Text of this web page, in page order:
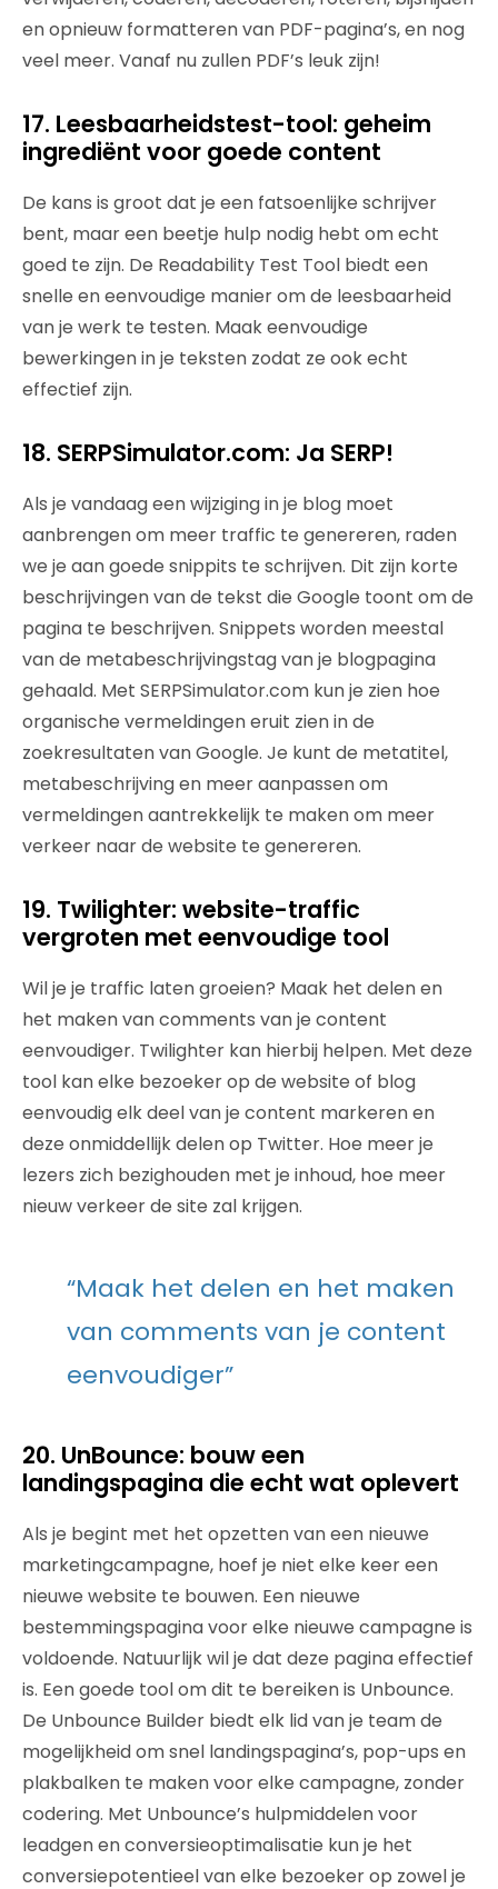
en opnieuw formatteren van PDF-pagina’s, en nog
veel meer. Vanaf nu zullen PDF’s leuk zijn!
17. Leesbaarheidstest-tool: geheim
ingrediënt voor goede content
De kans is groot dat je een fatsoenlijke schrijver
bent, maar een beetje hulp nodig hebt om echt
goed te zijn. De Readability Test Tool biedt een
snelle en eenvoudige manier om de leesbaarheid
van je werk te testen. Maak eenvoudige
bewerkingen in je teksten zodat ze ook echt
effectief zijn.
18. SERPSimulator.com: Ja SERP!
Als je vandaag een wijziging in je blog moet
aanbrengen om meer traffic te genereren, raden
we je aan goede snippits te schrijven. Dit zijn korte
beschrijvingen van de tekst die Google toont om de
pagina te beschrijven. Snippets worden meestal
van de metabeschrijvingstag van je blogpagina
gehaald. Met SERPSimulator.com kun je zien hoe
organische vermeldingen eruit zien in de
zoekresultaten van Google. Je kunt de metatitel,
metabeschrijving en meer aanpassen om
vermeldingen aantrekkelijk te maken om meer
verkeer naar de website te genereren.
19. Twilighter: website-traffic
vergroten met eenvoudige tool
Wil je je traffic laten groeien? Maak het delen en
het maken van comments van je content
eenvoudiger. Twilighter kan hierbij helpen. Met deze
tool kan elke bezoeker op de website of blog
eenvoudig elk deel van je content markeren en
deze onmiddellijk delen op Twitter. Hoe meer je
lezers zich bezighouden met je inhoud, hoe meer
nieuw verkeer de site zal krijgen.
“Maak het delen en het maken
van comments van je content
eenvoudiger”
20. UnBounce: bouw een
landingspagina die echt wat oplevert
Als je begint met het opzetten van een nieuwe
marketingcampagne, hoef je niet elke keer een
nieuwe website te bouwen. Een nieuwe
bestemmingspagina voor elke nieuwe campagne is
voldoende. Natuurlijk wil je dat deze pagina effectief
is. Een goede tool om dit te bereiken is Unbounce.
De Unbounce Builder biedt elk lid van je team de
mogelijkheid om snel landingspagina’s, pop-ups en
plakbalken te maken voor elke campagne, zonder
codering. Met Unbounce’s hulpmiddelen voor
leadgen en conversieoptimalisatie kun je het
conversiepotentieel van elke bezoeker op zowel je